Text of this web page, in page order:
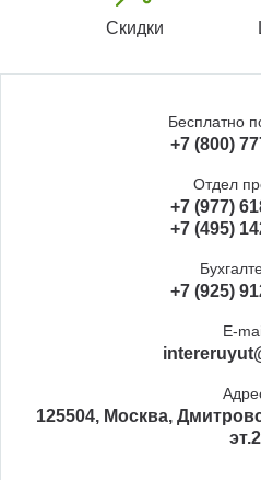
Скидки
Бесплатно
+7 (800)
Отдел
+7 (977)
+7 (495)
+7 (925)
E-
125504, Москва,
эт.2